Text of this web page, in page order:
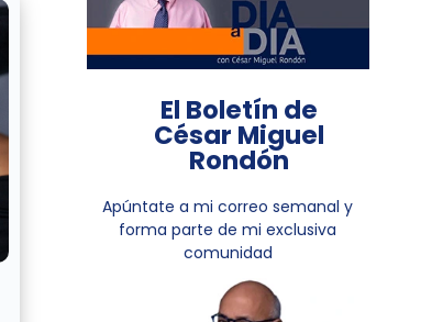
El Boletín de
César Miguel
Rondón
Apúntate a mi correo semanal y
forma parte de mi exclusiva
comunidad